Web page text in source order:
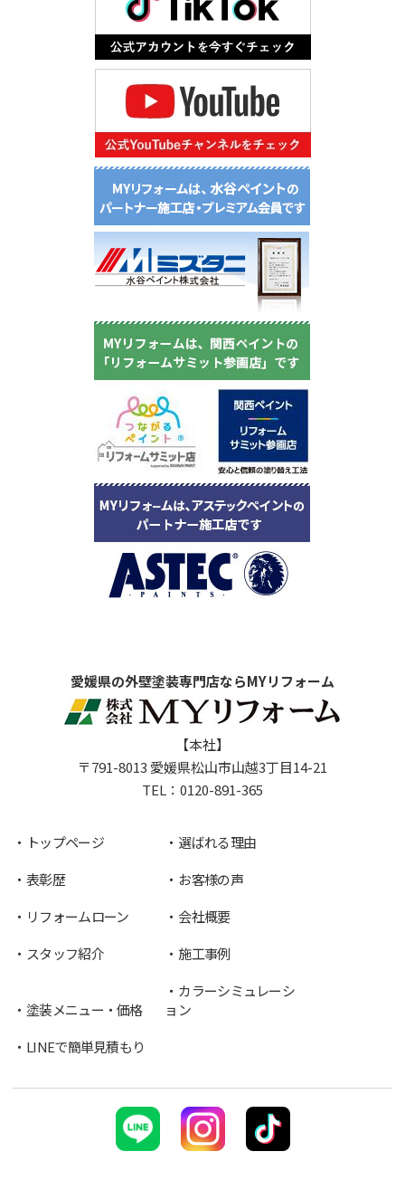
愛媛県の外壁塗装専門店ならMYリフォーム
【本社】
〒791-8013 愛媛県松山市山越3丁目14-21
TEL： 0120-891-365
トップページ
選ばれる理由
表彰歴
お客様の声
リフォームローン
会社概要
スタッフ紹介
施工事例
塗装メニュー・価格
カラーシミュレーシ
ョン
LINEで簡単見積もり